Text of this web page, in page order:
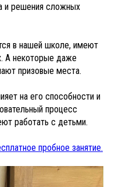
и решения сложных
в нашей школе, имеют
А некоторые даже
призовые места.
на его способности и
процесс
работать с детьми.
пробное занятие.